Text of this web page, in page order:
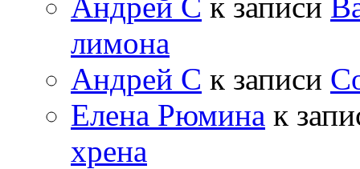
лимона
Андрей С к записи
Елена Рюмина к
хрена